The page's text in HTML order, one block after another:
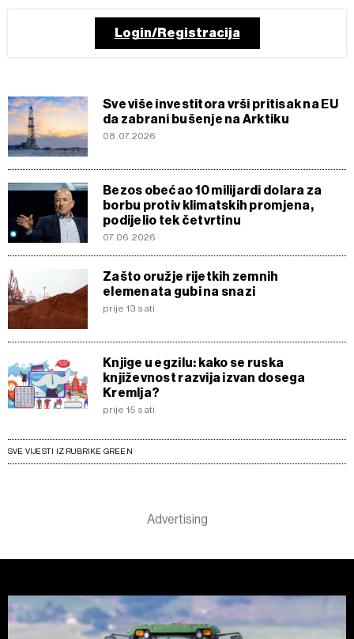
Login/Registracija
Sve više investitora vrši pritisak na EU
da zabrani bušenje na Arktiku
08.07.2026
Bezos obećao 10 milijardi dolara za
borbu protiv klimatskih promjena,
podijelio tek četvrtinu
07.06.2026
Zašto oružje rijetkih zemnih
elemenata gubi na snazi
prije 13 sati
Knjige u egzilu: kako se ruska
književnost razvija izvan dosega
Kremlja?
prije 15 sati
SVE VIJESTI IZ RUBRIKE GREEN